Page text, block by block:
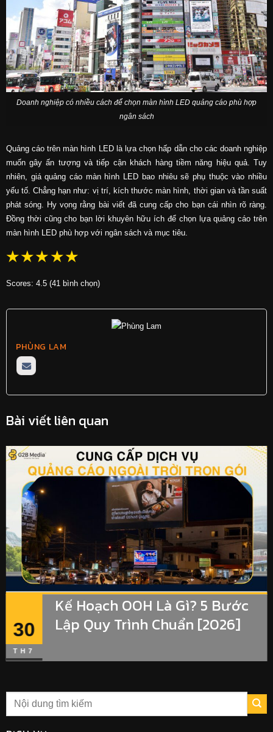
Doanh nghiệp có nhiều cách để chọn màn hình LED quảng cáo phù hợp
ngân sách
Quảng cáo trên màn hình LED là lựa chọn hấp dẫn cho các doanh nghiệp
muốn gây ấn tượng và tiếp cận khách hàng tiềm năng hiệu quả. Tuy
nhiên, giá quảng cáo màn hình LED bao nhiêu sẽ phụ thuộc vào nhiều
yếu tố. Chẳng hạn như: vị trí, kích thước màn hình, thời gian và tần suất
phát sóng. Hy vọng rằng bài viết đã cung cấp cho bạn cái nhìn rõ ràng.
Đồng thời cũng cho bạn lời khuyên hữu ích để chọn lựa quảng cáo trên
màn hình LED phù hợp với ngân sách và mục tiêu.
☆
☆
☆
☆
☆
Scores: 4.5 (41 bình chọn)
PHÙNG LAM
Bài viết liên quan
30
TH7
Kế Hoạch OOH Là Gì? 5 Bước
Lập Quy Trình Chuẩn [2026]